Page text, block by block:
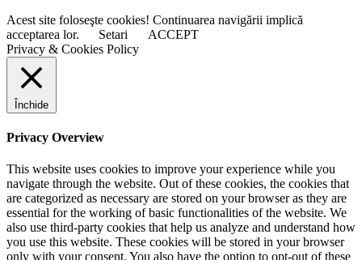
Acest site foloseşte cookies! Continuarea navigării implică
acceptarea lor.
Setari
ACCEPT
Privacy & Cookies Policy
Închide
Privacy Overview
This website uses cookies to improve your experience while you
navigate through the website. Out of these cookies, the cookies that
are categorized as necessary are stored on your browser as they are
essential for the working of basic functionalities of the website. We
also use third-party cookies that help us analyze and understand how
you use this website. These cookies will be stored in your browser
only with your consent. You also have the option to opt-out of these